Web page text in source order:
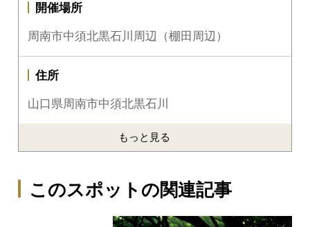
開催場所
周南市中須北黒石川周辺（棚田周辺）
住所
山口県周南市中須北黒石川
もっと見る
このスポットの関連記事